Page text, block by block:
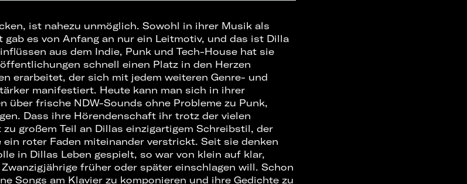
ist nahezu unmöglich. Sowohl in ihrer Musik als
es von Anfang an nur ein Leitmotiv, und das ist Dilla
aus dem Indie, Punk und Tech-House hat sie
schnell einen Platz in den Herzen
erarbeitet, der sich mit jedem weiteren Genre- und
manifestiert. Heute kann man sich in ihrer
über frische NDW-Sounds ohne Probleme zu Punk,
Dass ihre Hörendenschaft ihr trotz der vielen
großem Teil an Dillas einzigartigem Schreibstil, der
roter Faden miteinander verstrickt. Seit sie denken
in Dillas Leben gespielt, so war von klein auf klar,
früher oder später einschlagen will. Schon
Songs am Klavier zu komponieren und ihre Gedichte zu